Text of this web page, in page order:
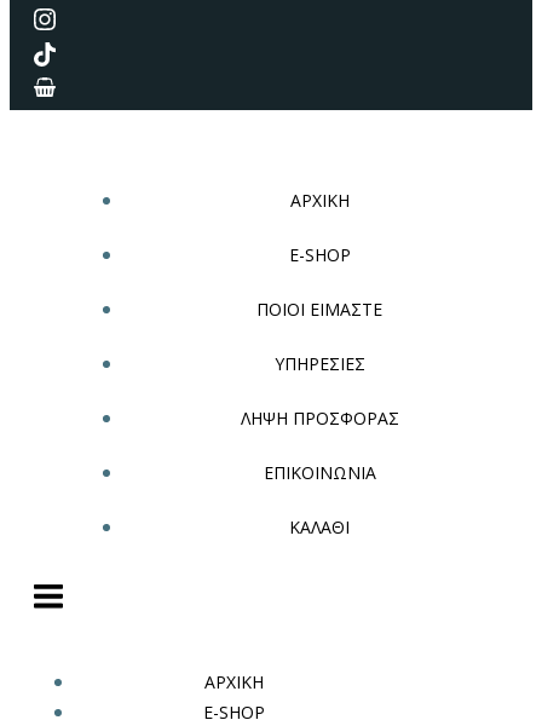
ΑΡΧΙΚΗ
E-SHOP
ΠΟΙΟΙ ΕΙΜΑΣΤΕ
ΥΠΗΡΕΣΙΕΣ
ΛΗΨΗ ΠΡΟΣΦΟΡΑΣ
ΕΠΙΚΟΙΝΩΝΙΑ
ΚΑΛΑΘΙ
ΑΡΧΙΚΗ
E-SHOP